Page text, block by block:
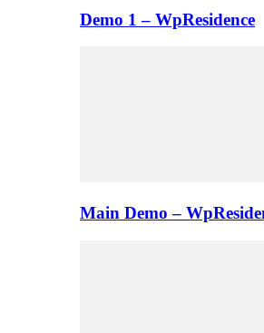
Demo 1 – WpResidence
Main Demo –